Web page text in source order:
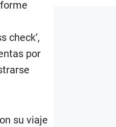
check’,
por
su viaje